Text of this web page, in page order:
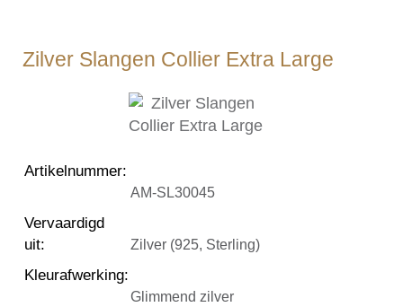
Zilver Slangen Collier Extra Large
Artikelnummer:
AM-SL30045
Vervaardigd
uit: Zilver (925, Sterling)
Kleurafwerking:
Glimmend zilver